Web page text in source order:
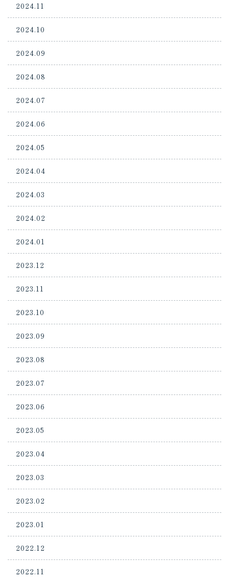
2024.11
2024.10
2024.09
2024.08
2024.07
2024.06
2024.05
2024.04
2024.03
2024.02
2024.01
2023.12
2023.11
2023.10
2023.09
2023.08
2023.07
2023.06
2023.05
2023.04
2023.03
2023.02
2023.01
2022.12
2022.11